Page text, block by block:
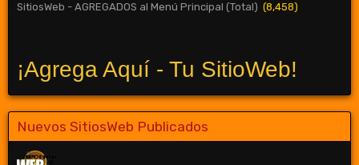
SitiosWeb - AGREGADOS al Menú Principal (Total) (8,458)
¡Agrega Aquí - Tu SitioWeb!
Nuevos SitiosWeb Publicados